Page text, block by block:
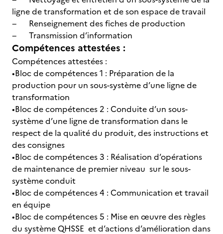
ligne de transformation et de son espace de travail
− Renseignement des fiches de production
− Transmission d’information
Compétences attestées :
Compétences attestées :
•Bloc de compétences 1 : Préparation de la
production pour un sous-système d’une ligne de
transformation
•Bloc de compétences 2 : Conduite d’un sous-
système d’une ligne de transformation dans le
respect de la qualité du produit, des instructions et
des consignes
•Bloc de compétences 3 : Réalisation d’opérations
de maintenance de premier niveau sur le sous-
système conduit
•Bloc de compétences 4 : Communication et travail
en équipe
•Bloc de compétences 5 : Mise en œuvre des règles
du système QHSSE et d’actions d’amélioration dans